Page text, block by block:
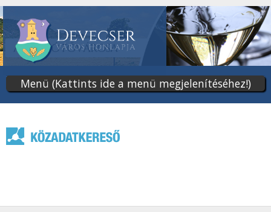
tartalomra
Menü (Kattints ide a menü megjelenítéséhez!)